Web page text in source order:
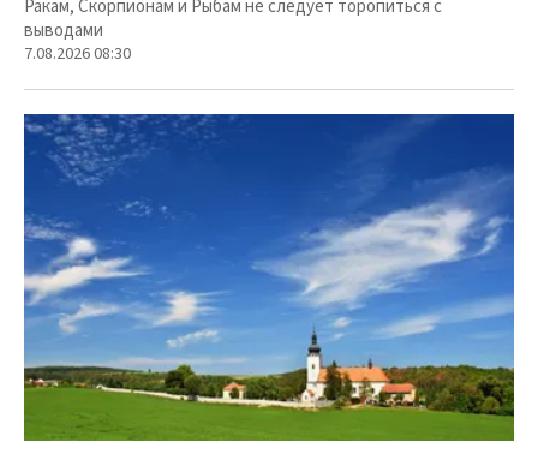
Ракам, Скорпионам и Рыбам не следует торопиться с
выводами
7.08.2026 08:30